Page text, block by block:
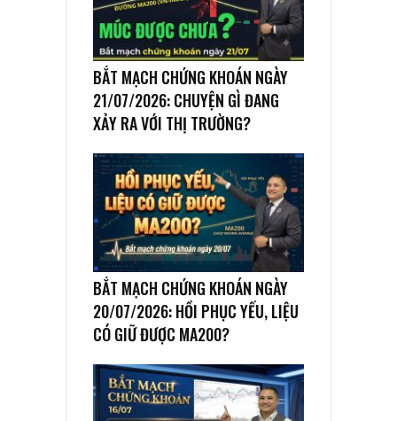
BẮT MẠCH CHỨNG KHOÁN NGÀY
21/07/2026: CHUYỆN GÌ ĐANG
XẢY RA VỚI THỊ TRƯỜNG?
BẮT MẠCH CHỨNG KHOÁN NGÀY
20/07/2026: HỒI PHỤC YẾU, LIỆU
CÓ GIỮ ĐƯỢC MA200?